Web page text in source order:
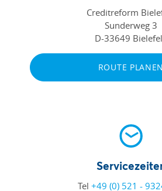
Creditreform
Sunderweg 3
D-33649
ROUTE PLANEN
Tel +49 (0) 521 -